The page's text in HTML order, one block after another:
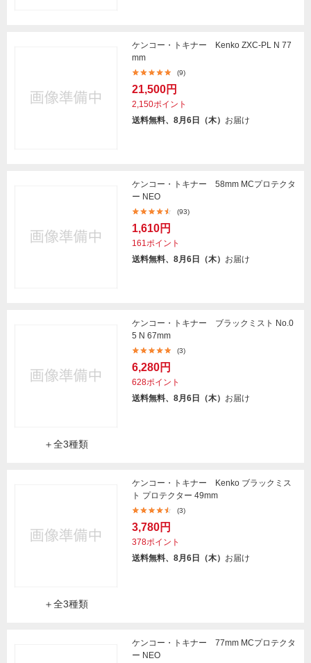
ケンコー・トキナー Kenko ZXC-PL N 77
mm
(9)
21,500円
2,150ポイント
送料無料、8月6日（木） お届け
ケンコー・トキナー 58mm MCプロテクタ
ー NEO
(93)
1,610円
161ポイント
送料無料、8月6日（木） お届け
＋全3種類
ケンコー・トキナー ブラックミスト No.0
5 N 67mm
(3)
6,280円
628ポイント
送料無料、8月6日（木） お届け
＋全3種類
ケンコー・トキナー Kenko ブラックミス
ト プロテクター 49mm
(3)
3,780円
378ポイント
送料無料、8月6日（木） お届け
ケンコー・トキナー 77mm MCプロテクタ
ー NEO